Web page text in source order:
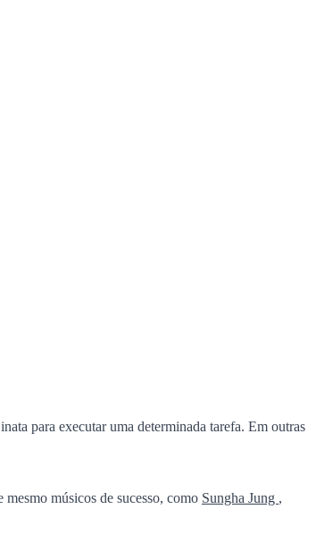
para executar uma determinada tarefa. Em outras
músicos de sucesso, como Sungha Jung ,